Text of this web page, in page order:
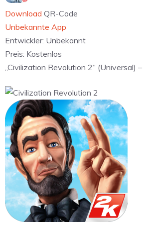
Download QR-Code
Unbekannte App
Entwickler: Unbekannt
Preis: Kostenlos
„Civilization Revolution 2“ (Universal)